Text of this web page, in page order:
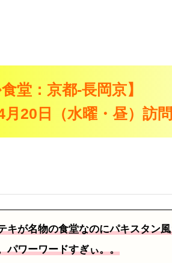
堂：京都-長岡京】
月20日（水曜・昼）訪問
キが名物の食堂なのにパキスタン
パワーワードすぎぃ。。